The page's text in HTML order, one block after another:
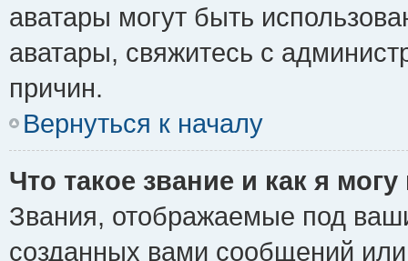
аватары могут быть
аватары, свяжитесь с
причин.
Вернуться к началу
Что такое звание и как я
Звания, отображаемые под
созданных вами сообщений